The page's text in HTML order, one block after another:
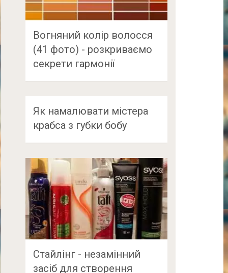
Вогняний колір волосся
(41 фото) - розкриваємо
секрети гармонії
Як намалювати містера
крабса з губки бобу
Стайлінг - незамінний
засіб для створення